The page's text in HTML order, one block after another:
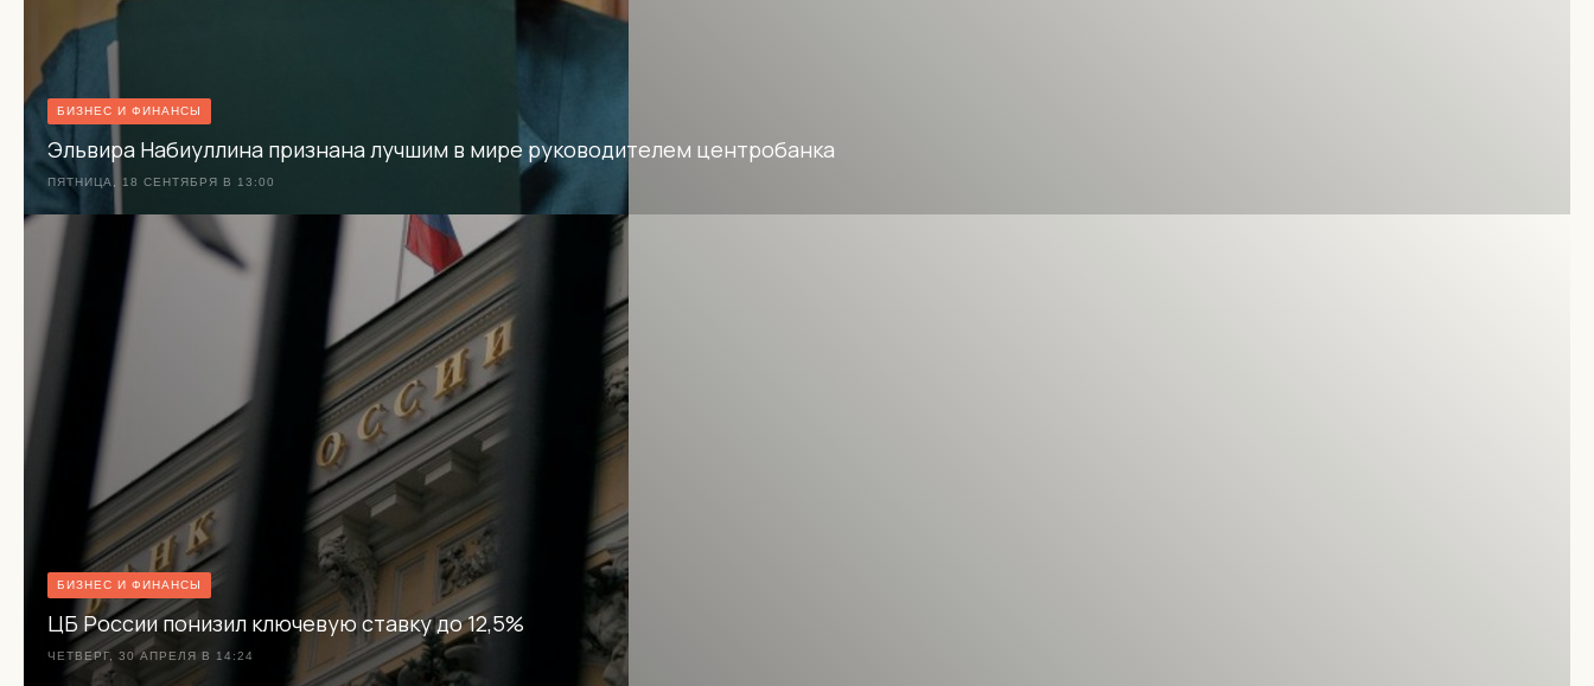
БИЗНЕС И ФИНАНСЫ
Эльвира Набиуллина признана лучшим в мире руководителем центробанка
ПЯТНИЦА, 18 СЕНТЯБРЯ В 13:00
БИЗНЕС И ФИНАНСЫ
ЦБ России понизил ключевую ставку до 12,5%
ЧЕТВЕРГ, 30 АПРЕЛЯ В 14:24